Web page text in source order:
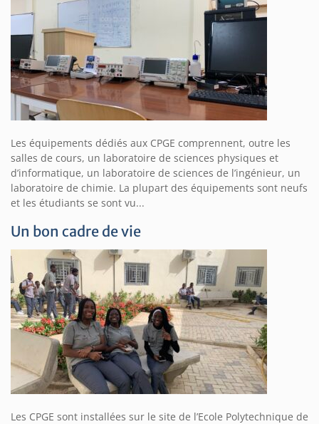
Les équipements dédiés aux CPGE comprennent, outre les
salles de cours, un laboratoire de sciences physiques et
d’informatique, un laboratoire de sciences de l’ingénieur, un
laboratoire de chimie. La plupart des équipements sont neufs
et les étudiants se sont vu...
Un bon cadre de vie
Les CPGE sont installées sur le site de l’Ecole Polytechnique de